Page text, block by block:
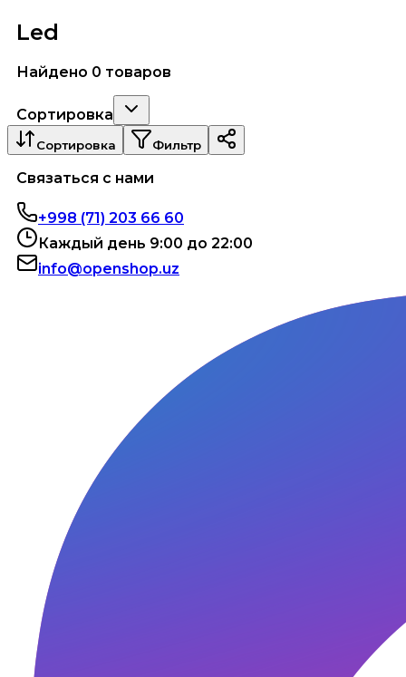
Led
Найдено 0 товаров
Сортировка
Сортировка Фильтр
Связаться с нами
+998 (71) 203 66 60
Каждый день 9:00 до 22:00
info@openshop.uz